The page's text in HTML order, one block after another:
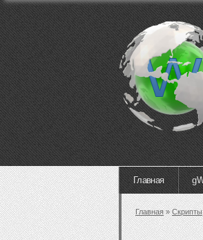
Главная
Главная»Скрипты